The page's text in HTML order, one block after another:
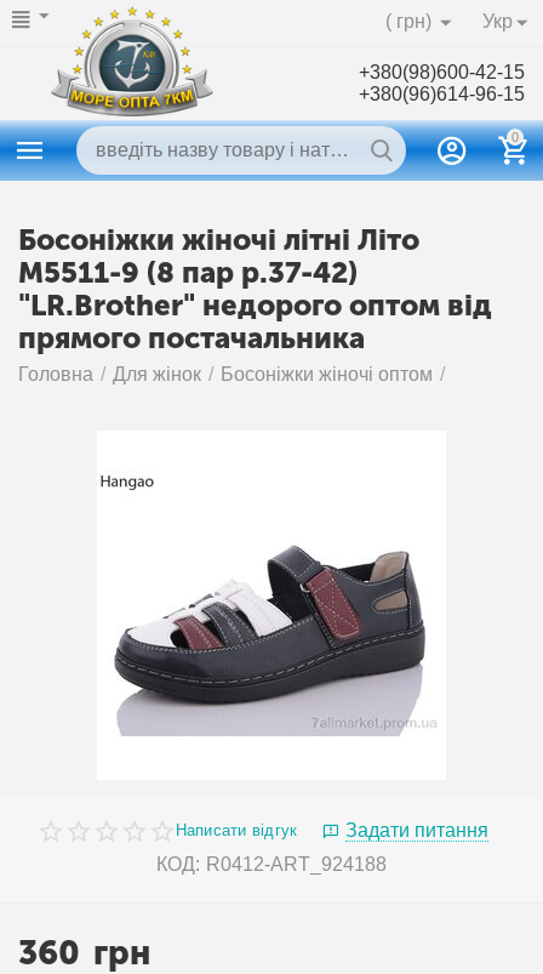
Укр
( грн)
+380(98)600-42-15
+380(96)614-96-15
0
Босоніжки жіночі літні Літо
M5511-9 (8 пар р.37-42)
"LR.Brother" недорого оптом від
прямого постачальника
Головна / Для жінок / Босоніжки жіночі оптом /
Написати відгук
Задати питання
КОД: R0412-ART_924188
360 грн